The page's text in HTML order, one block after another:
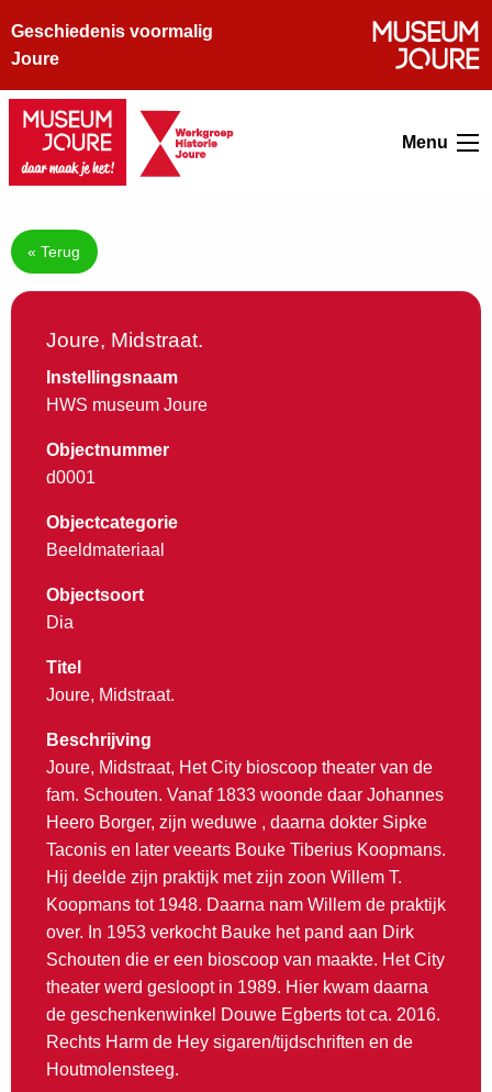
Geschiedenis voormalig
Joure
Menu
« Terug
Joure, Midstraat.
Instellingsnaam
HWS museum Joure
Objectnummer
d0001
Objectcategorie
Beeldmateriaal
Objectsoort
Dia
Titel
Joure, Midstraat.
Beschrijving
Joure, Midstraat, Het City bioscoop theater van de
fam. Schouten. Vanaf 1833 woonde daar Johannes
Heero Borger, zijn weduwe , daarna dokter Sipke
Taconis en later veearts Bouke Tiberius Koopmans.
Hij deelde zijn praktijk met zijn zoon Willem T.
Koopmans tot 1948. Daarna nam Willem de praktijk
over. In 1953 verkocht Bauke het pand aan Dirk
Schouten die er een bioscoop van maakte. Het City
theater werd gesloopt in 1989. Hier kwam daarna
de geschenkenwinkel Douwe Egberts tot ca. 2016.
Rechts Harm de Hey sigaren/tijdschriften en de
Houtmolensteeg.